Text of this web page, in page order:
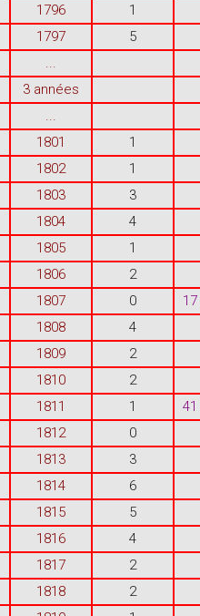
1796
1
1797
5
3 années
1801
1
1802
1
1803
3
1804
4
1805
1
1806
2
1807 0
1808
4
1809
2
1810
2
1811 1
1812
0
1813
3
1814
6
1815
5
1816
4
1817
2
1818
2